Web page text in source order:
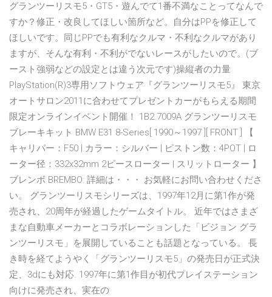
グランツーリスモ5・GT5・遊んでて1番不満なことってなんで
すか？修正・改良してほしい箇所など。自分はPPを修正して
ほしいです。同じPPでも有利なクルマ・不利なクルマがあり
ますが、そんな有利・不利がでないレースがしたいので。(ブ
ースト強弱などの設定とは違う次元です)操縦者の力量
PlayStation(R)3専用ソフトウェア『グランツーリスモ5』 東京
オートサロン2011に合わせてプレゼントカーがもらえる期間
限定オンラインイベント開催！ 1B2.7009A グランツーリスモ
ブレーキキット BMW E31 8-Series[ 1990～1997 ][ FRONT ] 【
キャリパー：F50 | カラー：シルバー | ピストン数：4POT | ロ
ーター径：332x32mm 2ピースローター | スリットローター 】
ブレンボ BREMBO: 詳細は・・・ お気軽にお問い合わせくださ
い。 グランツーリスモシリーズは、1997年12月に第1作が発
売され、20周年が経過したゲームタイトル。 近年ではさまざ
まな自動車メーカーとコラボレーションした「ビジョン グラ
ンツーリスモ」を展開していることも話題となっている。 長
き時を経てようやく「グランツーリスモ5」の発売日が正式決
定、3dにも対応. 1997年に第1作目が初代プレイステーション
向けに発売され、実在の